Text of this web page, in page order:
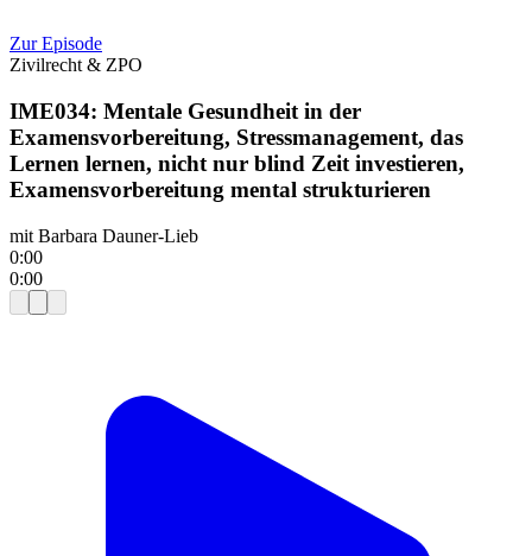
Zur Episode
Zivilrecht & ZPO
IME034: Mentale Gesundheit in der
Examensvorbereitung, Stressmanagement, das
Lernen lernen, nicht nur blind Zeit investieren,
Examensvorbereitung mental strukturieren
mit Barbara Dauner-Lieb
0:00
0:00